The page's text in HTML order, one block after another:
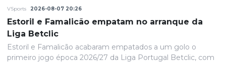
VSports 2026-08-07 20:26
Estoril e Famalicão empatam no arranque da
Liga Betclic
Estoril e Famalicão acabaram empatados a um golo o
primeiro jogo época 2026/27 da Liga Portugal Betclic, com